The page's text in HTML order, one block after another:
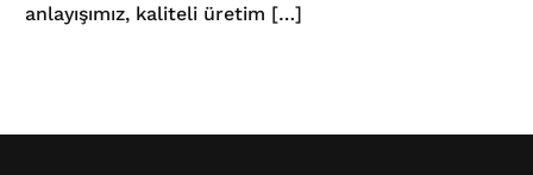
anlayışımız, kaliteli üretim […]